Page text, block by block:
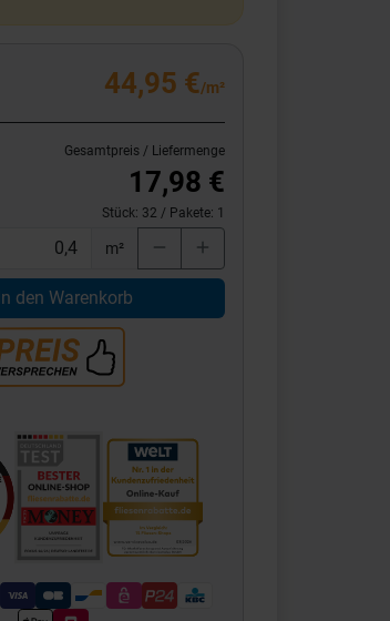
44,95 €/m²
Gesamtpreis / Liefermenge
17,98 €
Stück: 32 / Pakete: 1
m²
den Warenkorb